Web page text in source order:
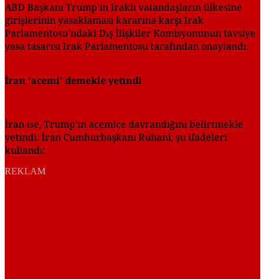
ABD Başkanı Trump'ın Iraklı vatandaşların ülkesine
girişlerinin yasaklaması kararına karşı Irak
Parlamentosu'ndaki Dış İlişkiler Komisyonunun tavsiye
yasa tasarısı Irak Parlamentosu tarafından onaylandı.
İran 'acemi' demekle yetindi
İran ise, Trump'ın acemice davrandığını belirtmekle
yetindi. İran Cumhurbaşkanı Ruhani, şu ifadeleri
kullandı:
REKLAM